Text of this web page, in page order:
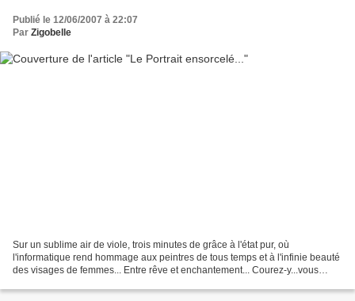
Publié le 12/06/2007 à 22:07
Par Zigobelle
Sur un sublime air de viole, trois minutes de grâce à l'état pur, où
l'informatique rend hommage aux peintres de tous temps et à l'infinie beauté
des visages de femmes... Entre rêve et enchantement... Courez-y...vous